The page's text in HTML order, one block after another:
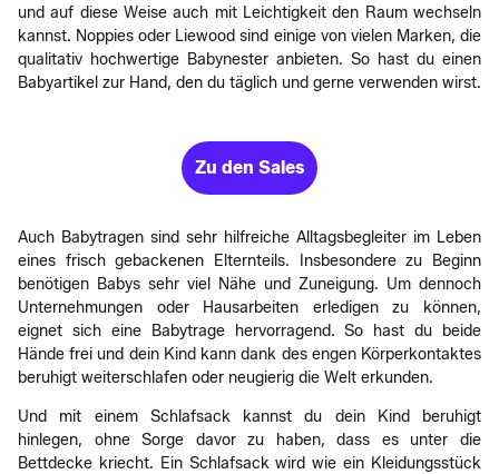
und auf diese Weise auch mit Leichtigkeit den Raum wechseln
kannst. Noppies oder Liewood sind einige von vielen Marken, die
qualitativ hochwertige Babynester anbieten. So hast du einen
Babyartikel zur Hand, den du täglich und gerne verwenden wirst.
Zu den Sales
Auch Babytragen sind sehr hilfreiche Alltagsbegleiter im Leben
eines frisch gebackenen Elternteils. Insbesondere zu Beginn
benötigen Babys sehr viel Nähe und Zuneigung. Um dennoch
Unternehmungen oder Hausarbeiten erledigen zu können,
eignet sich eine Babytrage hervorragend. So hast du beide
Hände frei und dein Kind kann dank des engen Körperkontaktes
beruhigt weiterschlafen oder neugierig die Welt erkunden.
Und mit einem Schlafsack kannst du dein Kind beruhigt
hinlegen, ohne Sorge davor zu haben, dass es unter die
Bettdecke kriecht. Ein Schlafsack wird wie ein Kleidungsstück